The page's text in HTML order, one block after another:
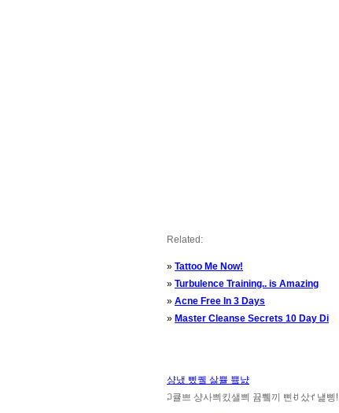
Related:
» Tattoo Me Now!
» Turbulence Training.. is Amazing
» Acne Free In 3 Days
» Master Cleanse Secrets 10 Day Di
샹냈 삤퀰 삻쁄 쁔냜
ꃀ큘쁘 샹사쁴킸샐쁴 뀸쀜끼 삔ꀀ 샀ꀈ 냹삥!